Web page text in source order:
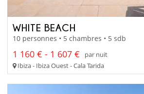
WHITE BEACH
10 personnes • 5 chambres • 5 sdb
1 160 € - 1 607 €
par nuit
Ibiza - Ibiza Ouest - Cala Tarida